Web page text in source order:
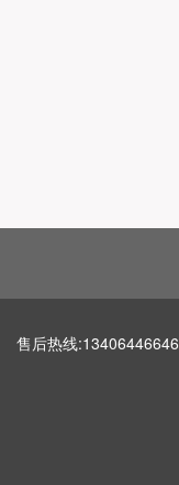
售后热线:13406446646